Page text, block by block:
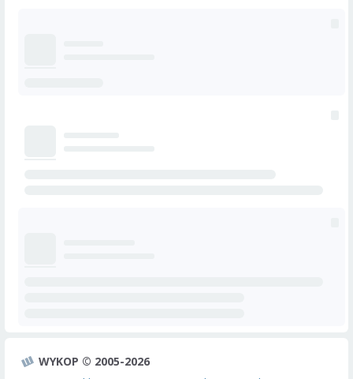
WYKOP © 2005-2026